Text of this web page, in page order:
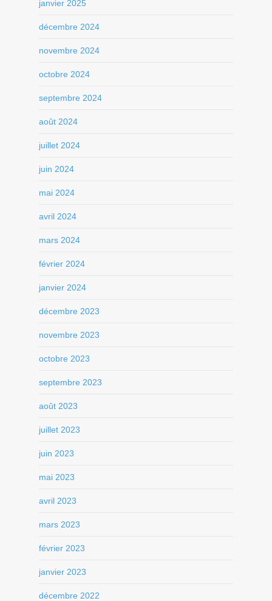
janvier 2025
décembre 2024
novembre 2024
octobre 2024
septembre 2024
août 2024
juillet 2024
juin 2024
mai 2024
avril 2024
mars 2024
février 2024
janvier 2024
décembre 2023
novembre 2023
octobre 2023
septembre 2023
août 2023
juillet 2023
juin 2023
mai 2023
avril 2023
mars 2023
février 2023
janvier 2023
décembre 2022